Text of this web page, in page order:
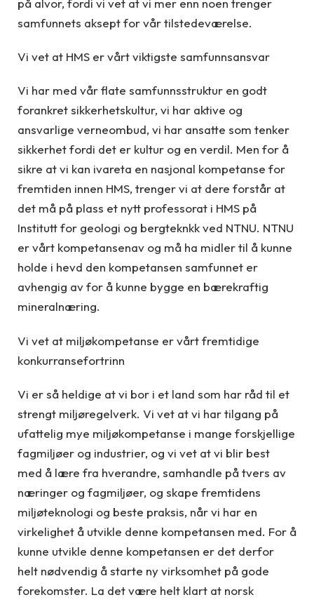
samfunnets aksept for vår tilstedeværelse.
Vi vet at HMS er vårt viktigste samfunnsansvar
Vi har med vår flate samfunnsstruktur en godt
forankret sikkerhetskultur, vi har aktive og
ansvarlige verneombud, vi har ansatte som tenker
sikkerhet fordi det er kultur og en verdil. Men for å
sikre at vi kan ivareta en nasjonal kompetanse for
fremtiden innen HMS, trenger vi at dere forstår at
det må på plass et nytt professorat i HMS på
Institutt for geologi og bergteknkk ved NTNU. NTNU
er vårt kompetansenav og må ha midler til å kunne
holde i hevd den kompetansen samfunnet er
avhengig av for å kunne bygge en bærekraftig
mineralnæring.
Vi vet at miljøkompetanse er vårt fremtidige
konkurransefortrinn
Vi er så heldige at vi bor i et land som har råd til et
strengt miljøregelverk. Vi vet at vi har tilgang på
ufattelig mye miljøkompetanse i mange forskjellige
fagmiljøer og industrier, og vi vet at vi blir best
med å lære fra hverandre, samhandle på tvers av
næringer og fagmiljøer, og skape fremtidens
miljøteknologi og beste praksis, når vi har en
virkelighet å utvikle denne kompetansen med. For å
kunne utvikle denne kompetansen er det derfor
helt nødvendig å starte ny virksomhet på gode
forekomster. La det være helt klart at norsk